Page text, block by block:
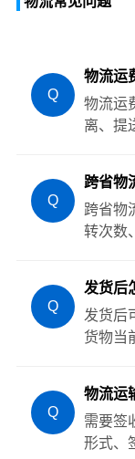
Q
物流运
物流运
离、提
Q
跨省物
跨省物
转次数
Q
发货后
发货后
货物当
Q
物流运
需要签
形式、